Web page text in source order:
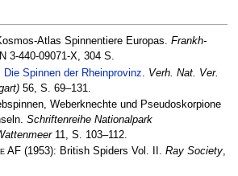
Atlas Spinnentiere Europas. Frankh-
3-440-09071-X, 304 S.
Die Spinnen der Rheinprovinz
Verh. Nat. Ver.
56, S. 69–131.
Weberknechte und Pseudoskorpione
Schriftenreihe Nationalpark
11, S. 103–112.
AF (1953): British Spiders Vol. II. Ray Society,